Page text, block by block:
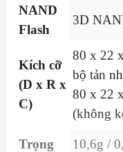
NAND
Flash
3D
Kích cỡ
(D x R x
C)
80 x 22
bộ tản
80 x 22
(không
Trọng
10,6g /